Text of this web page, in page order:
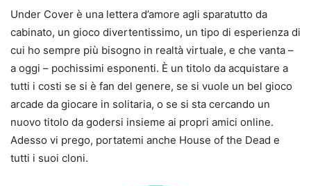
Under Cover è una lettera d’amore agli sparatutto da
cabinato, un gioco divertentissimo, un tipo di esperienza di
cui ho sempre più bisogno in realtà virtuale, e che vanta –
a oggi – pochissimi esponenti. È un titolo da acquistare a
tutti i costi se si è fan del genere, se si vuole un bel gioco
arcade da giocare in solitaria, o se si sta cercando un
nuovo titolo da godersi insieme ai propri amici online.
Adesso vi prego, portatemi anche House of the Dead e
tutti i suoi cloni.